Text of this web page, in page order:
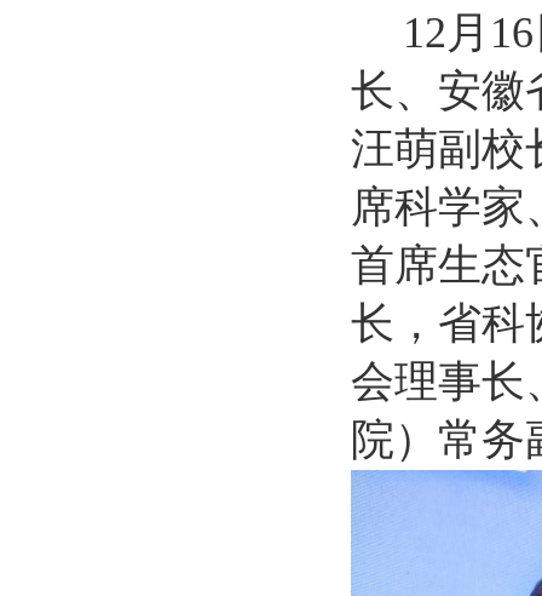
12 月
长、安徽
汪萌副校
席科学家
首席生态
长，省科
会理事长
院）常